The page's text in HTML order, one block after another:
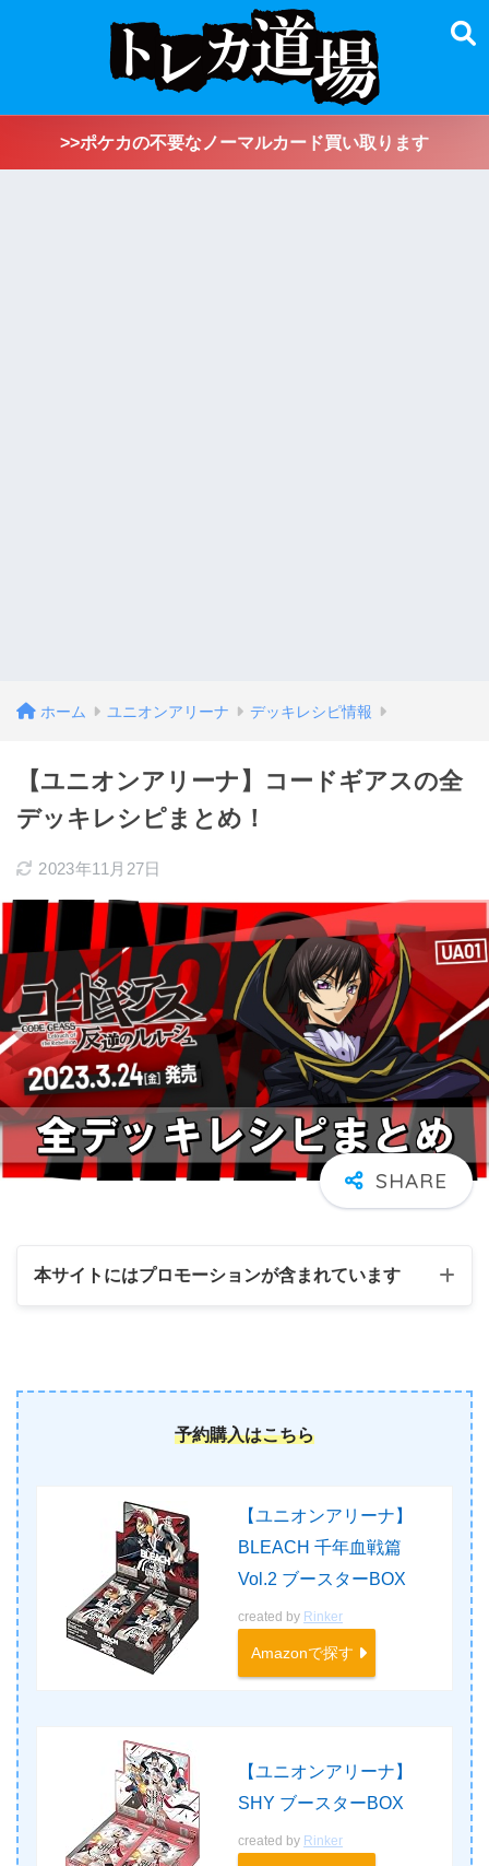
>>ポケカの不要なノーマルカード買い取ります
ホーム ユニオンアリーナ デッキレシピ情報
【ユニオンアリーナ】コードギアスの全
デッキレシピまとめ！
2023年11月27日
本サイトにはプロモーションが含まれています
予約購入はこちら
【ユニオンアリーナ】
BLEACH 千年血戦篇
Vol.2 ブースターBOX
created by Rinker
Amazonで探す
【ユニオンアリーナ】
SHY ブースターBOX
created by Rinker